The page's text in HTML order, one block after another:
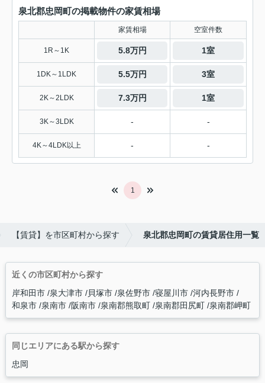
泉北郡忠岡町の掲載物件の家賃相場
家賃相場 空室件数
1R～1K 5.8万円 1室
1DK～1LDK 5.5万円 3室
2K～2LDK 7.3万円 1室
3K～3LDK - -
4K～4LDK以上 - -
1
【賃貸】を市区町村から探す 泉北郡忠岡町の賃貸居住用一覧
近くの市区町村から探す
岸和田市 泉大津市 貝塚市 泉佐野市 寝屋川市 河内長野市
和泉市 泉南市 阪南市 泉南郡熊取町 泉南郡田尻町 泉南郡岬町
同じエリアにある駅から探す
忠岡